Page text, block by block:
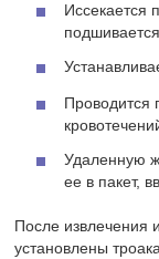
Иссекается
Проводится
Удаленную
ее в пакет,
После извлечения
установлены